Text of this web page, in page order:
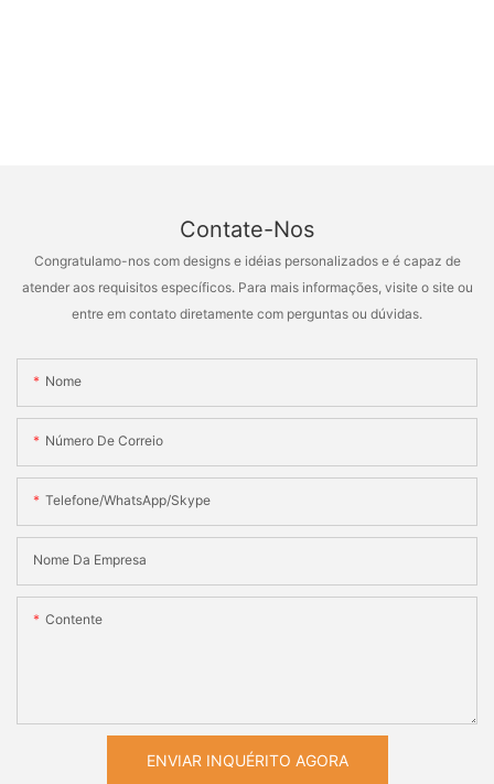
Contate-Nos
Congratulamo-nos com designs e idéias personalizados e é capaz de
atender aos requisitos específicos. Para mais informações, visite o site ou
entre em contato diretamente com perguntas ou dúvidas.
Nome
Número De Correio
Telefone/WhatsApp/Skype
Nome Da Empresa
Contente
ENVIAR INQUÉRITO AGORA